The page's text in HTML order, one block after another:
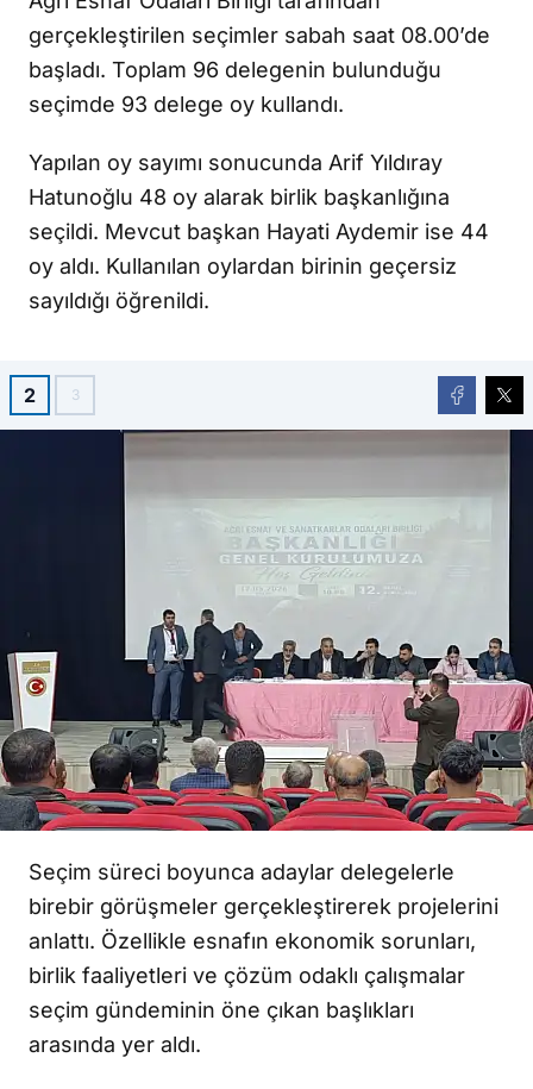
gerçekleştirilen seçimler sabah saat 08.00’de
başladı. Toplam 96 delegenin bulunduğu
seçimde 93 delege oy kullandı.
Yapılan oy sayımı sonucunda Arif Yıldıray
Hatunoğlu 48 oy alarak birlik başkanlığına
seçildi. Mevcut başkan Hayati Aydemir ise 44
oy aldı. Kullanılan oylardan birinin geçersiz
sayıldığı öğrenildi.
2 3
Seçim süreci boyunca adaylar delegelerle
birebir görüşmeler gerçekleştirerek projelerini
anlattı. Özellikle esnafın ekonomik sorunları,
birlik faaliyetleri ve çözüm odaklı çalışmalar
seçim gündeminin öne çıkan başlıkları
arasında yer aldı.